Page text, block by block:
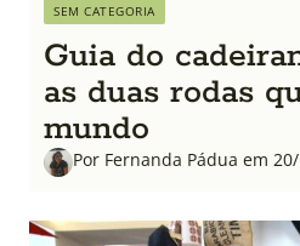
SEM CATEGORIA
Guia do
as duas rodas
mundo
Por Fernanda Pádua em